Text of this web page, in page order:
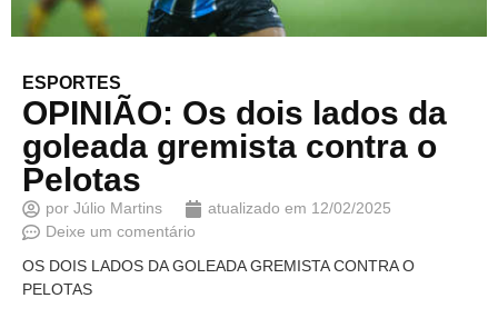
ESPORTES
OPINIÃO: Os dois lados da
goleada gremista contra o
Pelotas
por Júlio Martins atualizado em 12/02/2025
Deixe um comentário
OS DOIS LADOS DA GOLEADA GREMISTA CONTRA O
PELOTAS